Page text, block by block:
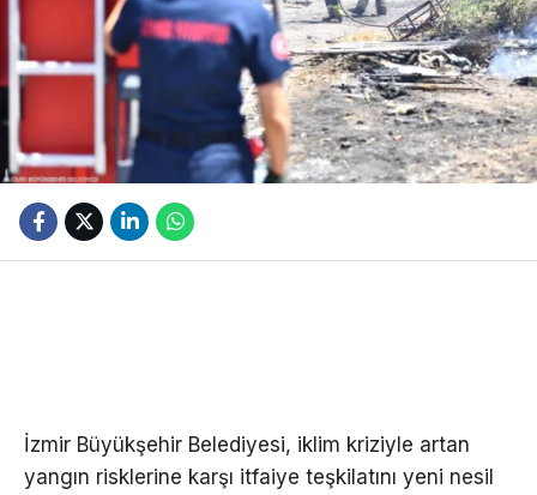
İzmir Büyükşehir Belediyesi, iklim kriziyle artan
yangın risklerine karşı itfaiye teşkilatını yeni nesil